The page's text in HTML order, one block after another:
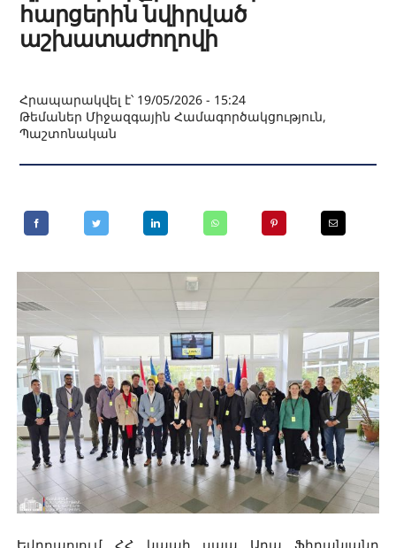
հարցերին նվիրված
աշխատաժողովի
Հրապարակվել է՝ 19/05/2026 - 15:24
Թեմաներ Միջազգային Համագործակցություն,
Պաշտոնական